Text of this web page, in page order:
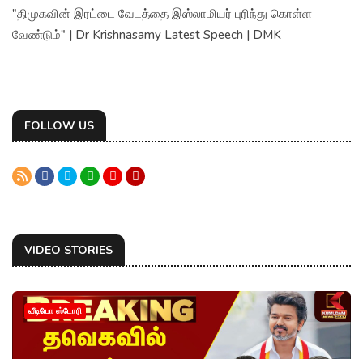
"திமுகவின் இரட்டை வேடத்தை இஸ்லாமியர் புரிந்து கொள்ள
வேண்டும்" | Dr Krishnasamy Latest Speech | DMK
FOLLOW US
VIDEO STORIES
வீடியோ ஸ்டோரி